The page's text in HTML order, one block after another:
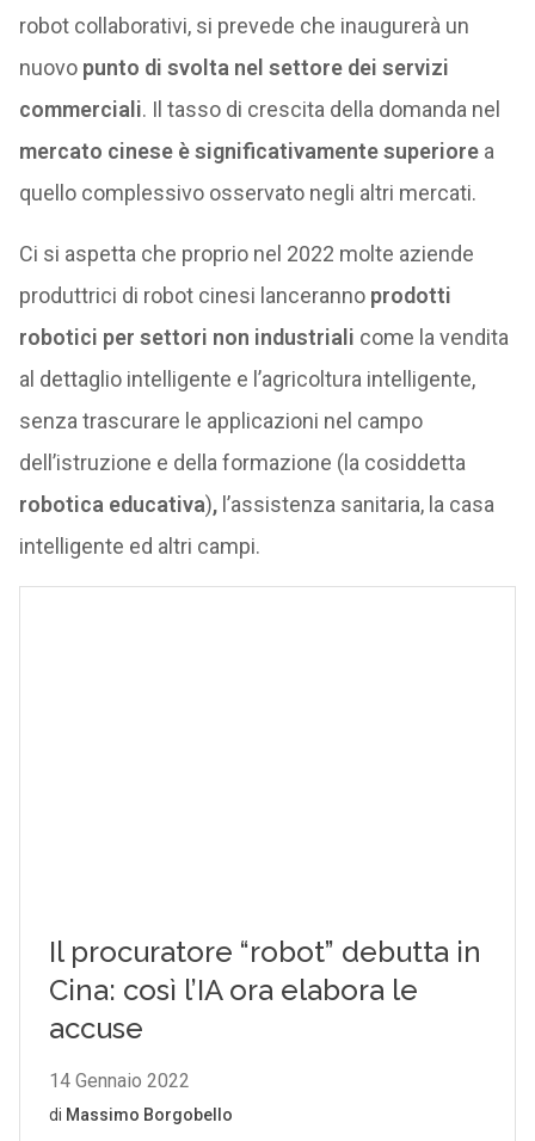
robot collaborativi, si prevede che inaugurerà un
nuovo punto di svolta nel settore dei servizi
commerciali. Il tasso di crescita della domanda nel
mercato cinese è significativamente superiorea
quello complessivo osservato negli altri mercati.
Ci si aspetta che proprio nel 2022 molte aziende
produttrici di robot cinesi lanceranno prodotti
robotici per settori non industriali come la vendita
al dettaglio intelligente e l’agricoltura intelligente,
senza trascurare le applicazioni nel campo
dell’istruzione e della formazione (la cosiddetta
robotica educativa),l’assistenza sanitaria, la casa
intelligente ed altri campi.